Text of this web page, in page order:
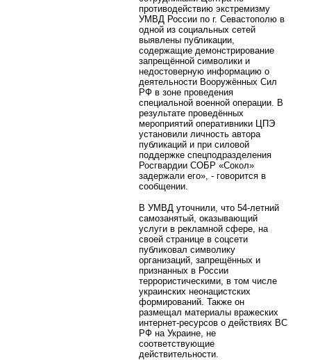
противодействию экстремизму
УМВД России по г. Севастополю в
одной из социальных сетей
выявлены публикации,
содержащие демонстрирование
запрещённой символики и
недостоверную информацию о
деятельности Вооружённых Сил
РФ в зоне проведения
специальной военной операции. В
результате проведённых
мероприятий оперативники ЦПЭ
установили личность автора
публикаций и при силовой
поддержке спецподразделения
Росгвардии СОБР «Сокол»
задержали его», - говорится в
сообщении.
В УМВД уточнили, что 54-летний
самозанятый, оказывающий
услуги в рекламной сфере, на
своей странице в соцсети
публиковал символику
организаций, запрещённых и
признанных в России
террористическими, в том числе
украинских неонацистских
формирований. Также он
размещал материалы вражеских
интернет-ресурсов о действиях ВС
РФ на Украине, не
соответствующие
действительности.